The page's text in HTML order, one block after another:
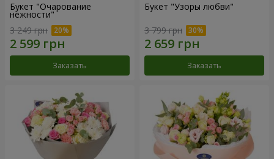
Букет "Очарование
нежности"
3 249 грн
Заказать
Букет "Узоры любви"
3 799 грн
Заказать